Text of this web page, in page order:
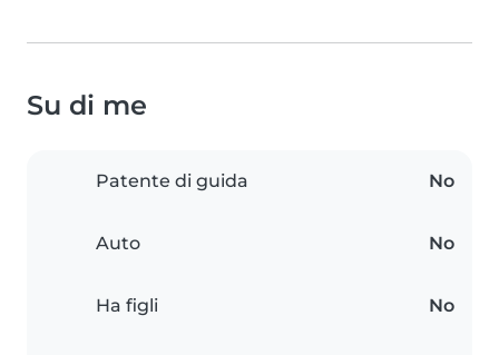
Su di me
Patente di guida No
Auto No
Ha figli No